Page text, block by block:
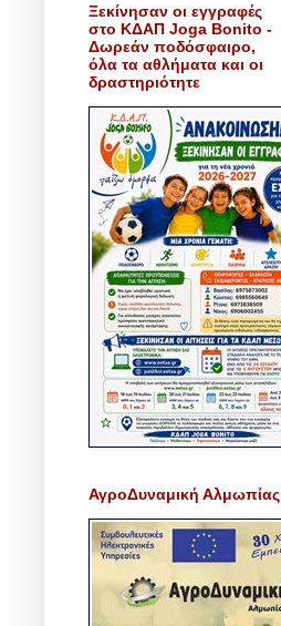
Ξεκίνησαν οι εγγραφές
στο ΚΔΑΠ Joga Bonito -
Δωρεάν ποδόσφαιρο,
όλα τα αθλήματα και οι
δραστηριότητε
ΑγροΔυναμική Αλμωπίας